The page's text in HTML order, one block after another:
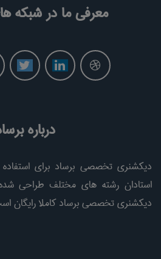
معرفی ما در شبکه
درباره
دیکشنری تخصصی برساد برای
استادان رشته های مختلف طراحی
دیکشنری تخصصی برساد کاملا رایگان